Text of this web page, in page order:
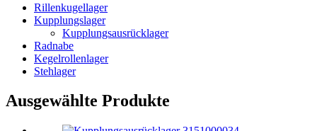
Rillenkugellager
Kupplungslager
Kupplungsausrücklager
Radnabe
Kegelrollenlager
Stehlager
Ausgewählte Produkte